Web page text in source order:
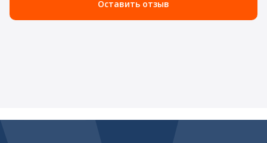
Оставить отзыв